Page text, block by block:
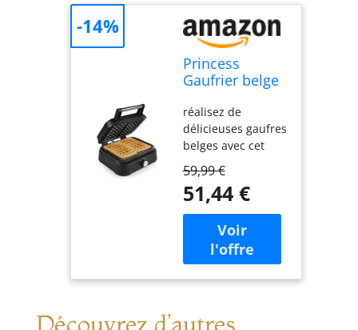
Princess
Gaufrier belge
mat - 2 gaufres
- 1 500 W
réalisez de
délicieuses gaufres
belges avec cet
princess deluxe à
l'habillage noir
mat. choisissez la
température de
cuisson grâce à
son thermostat
réglable (
59,99 €
51,44 €
-14%
Découvrez d’autres